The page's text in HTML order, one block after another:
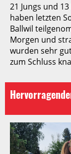
21 Jungs und
haben letzten
Ballwil
Morgen und
wurden sehr
zum Schluss